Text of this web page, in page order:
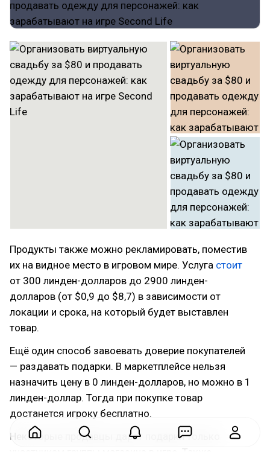
Продукты также можно рекламировать, поместив
их на видное место в игровом мире. Услуга стоит
от 300 линден-долларов до 2900 линден-
долларов (от $0,9 до $8,7) в зависимости от
локации и срока, на который будет выставлен
товар.
Ещё один способ завоевать доверие покупателей
— раздавать подарки. В маркетплейсе нельзя
назначить цену в 0 линден-долларов, но можно в 1
линден-доллар. Тогда при покупке товар
достанется игроку бесплатно.
Некоторые продавцы дарят подарки только